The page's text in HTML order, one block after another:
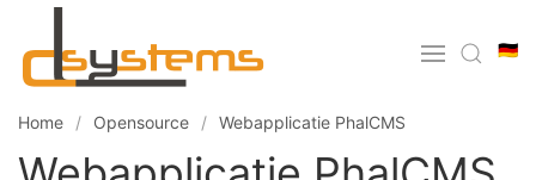
🇩🇪
Home Opensource Webapplicatie PhalCMS